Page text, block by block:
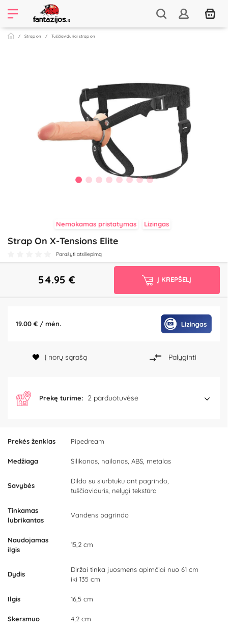
Strap on Tuščiaviduriai strap on
Nemokamas pristatymas Lizingas
Strap On X-Tensions Elite
Parašyti atsiliepimą
Prekės ženklas Pipedream
Medžiaga Silikonas, nailonas, ABS, metalas
Savybės
Dildo su siurbtuku ant pagrindo,
tuščiaviduris, nelygi tekstūra
Tinkamas
lubrikantas
Vandens pagrindo
Naudojamas
ilgis
15,2 cm
Dydis
Diržai tinka juosmens apimčiai nuo 61 cm
iki 135 cm
Ilgis 16,5 cm
Skersmuo 4,2 cm
54.95 €
19.00 € / mėn.
Į KREPŠELĮ
Į norų sąrašą Palyginti
Prekę turime: 2 parduotuvėse